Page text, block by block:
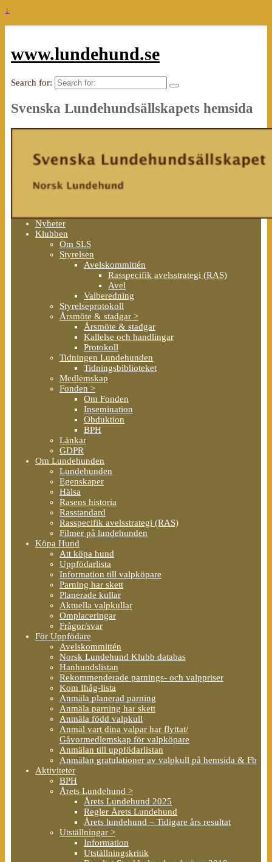
↓
www.lundehund.se
Search for:
Svenska Lundehundsällskapets hemsida
Nyheter
Klubben
Om SLS
Styrelsen
Avelskommittén
Rasspecifik avelsstrategi (RAS)
Avel
Valberedning
Styrelseprotokoll
Årsmöte & stadgar >
Årsmöte & stadgar
Kallelse och handlingar
Protokoll
Tidningen Lundehunden
Tidningsbiblioteket
Medlemskap
Fonden >
Om Fonden
Insemination
Obduktion
BPH
Länkar
GDPR
Om Lundehunden
Lundehunden
Egenskaper
Hälsa
Rasens historia
Rasstandard
Rasspecifik avelsstrategi (RAS)
Filmer på lundehunden
Köpa Hund
Att köpa hund
Uppfödarlista
Information till valpköpare
Parning har skett
Planerade kullar
Aktuella valpkullar
Omplaceringar
Frågor/svar
För Uppfödare
Avelskommittén
Norsk Lundehund Klubb databas
Hanhundslistan
Rekommenderade parnings- och valppriser
Kom Ihåg-lista
Anmäla planerad parning
Anmäla parning har skett
Anmäla född valpkull
Anmäl vart dina valpar har flyttat/
Gåvormedlemskap för valpköpare
Anmälan till uppfödarlistan
Anmälan gratulationer av valpkull på hemsida & Fb
Aktiviteter
BPH
Årets Lundehund >
Årets Lundehund 2025
Regler Årets Lundehund
Årets lundehund – Tidigare års resultat
Utställningar >
Information
Utställningskritik